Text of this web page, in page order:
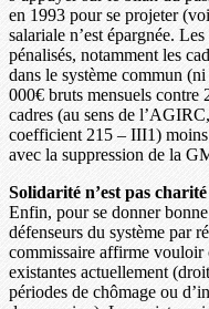
en 1993 pour se projeter
salariale n’est épargnée.
pénalisés, notamment les
dans le système commun
000€ bruts mensuels contre
cadres (au sens de
coefficient 215 – III1) moins
avec la suppression de la
Solidarité n’est pas charité
Enfin, pour se donner
défenseurs du système par
commissaire affirme vouloir
existantes actuellement
périodes de chômage ou